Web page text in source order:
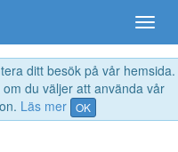
ditt besök på vår hemsida.
du väljer att använda vår
Läs mer OK